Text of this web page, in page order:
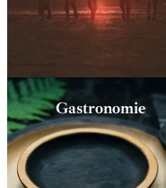
Gastronomie